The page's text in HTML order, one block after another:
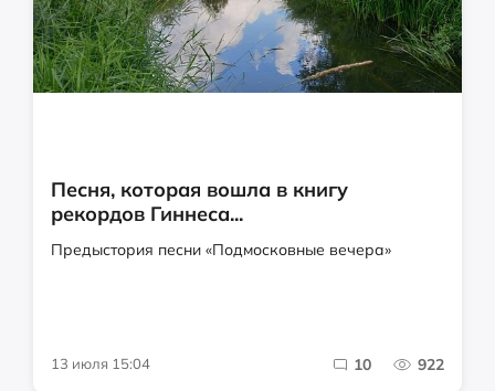
Песня, которая вошла в книгу
рекордов Гиннеса...
Предыстория песни «Подмосковные вечера»
13 июля 15:04 10 922